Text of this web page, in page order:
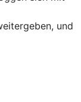
und